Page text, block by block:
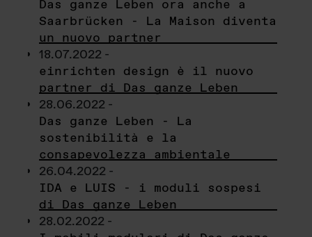
Das ganze Leben ora anche a
Saarbrücken - La Maison diventa
un nuovo partner
18.07.2022 -
einrichten design è il nuovo
partner di Das ganze Leben
28.06.2022 -
Das ganze Leben - La
sostenibilità e la
consapevolezza ambientale
26.04.2022 -
IDA e LUIS - i moduli sospesi
di Das ganze Leben
28.02.2022 -